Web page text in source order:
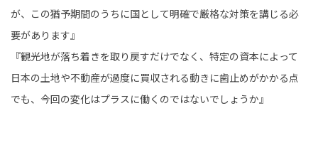
が、この猶予期間のうちに国として明確で厳格な対策を講じる必
要があります』
『観光地が落ち着きを取り戻すだけでなく、特定の資本によって
日本の土地や不動産が過度に買収される動きに歯止めがかかる点
でも、今回の変化はプラスに働くのではないでしょうか』